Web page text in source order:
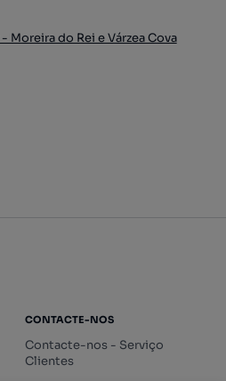
Moreira do Rei e Várzea Cova
CONTACTE-NOS
Contacte-nos - Serviço
Clientes